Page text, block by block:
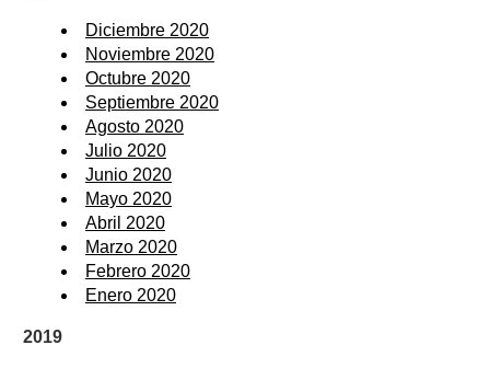
Diciembre 2020
Noviembre 2020
Octubre 2020
Septiembre 2020
Agosto 2020
Julio 2020
Junio 2020
Mayo 2020
Abril 2020
Marzo 2020
Febrero 2020
Enero 2020
2019